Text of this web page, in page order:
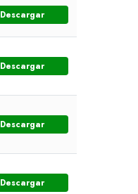
Descargar
Descargar
Descargar
Descargar